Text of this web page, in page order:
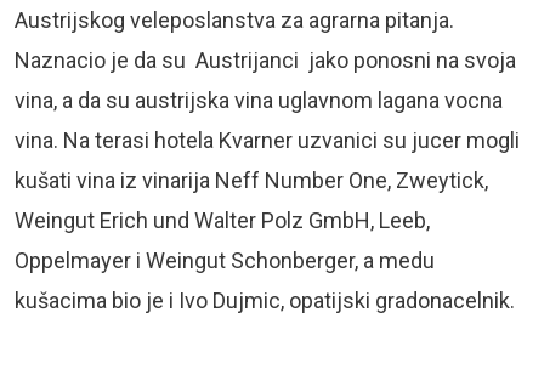
Austrijskog veleposlanstva za agrarna pitanja.
Naznacio je da su Austrijanci jako ponosni na svoja
vina, a da su austrijska vina uglavnom lagana vocna
vina. Na terasi hotela Kvarner uzvanici su jucer mogli
kušati vina iz vinarija Neff Number One, Zweytick,
Weingut Erich und Walter Polz GmbH, Leeb,
Oppelmayer i Weingut Schonberger, a medu
kušacima bio je i Ivo Dujmic, opatijski gradonacelnik.